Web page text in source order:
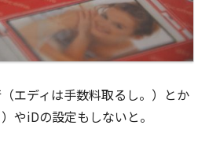
エディは手数料取るし。）とか
やiDの設定もしないと。